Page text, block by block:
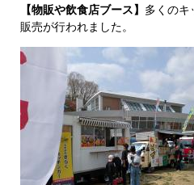
【物販や飲食店ブース】 多くのキ
販売が行われました。